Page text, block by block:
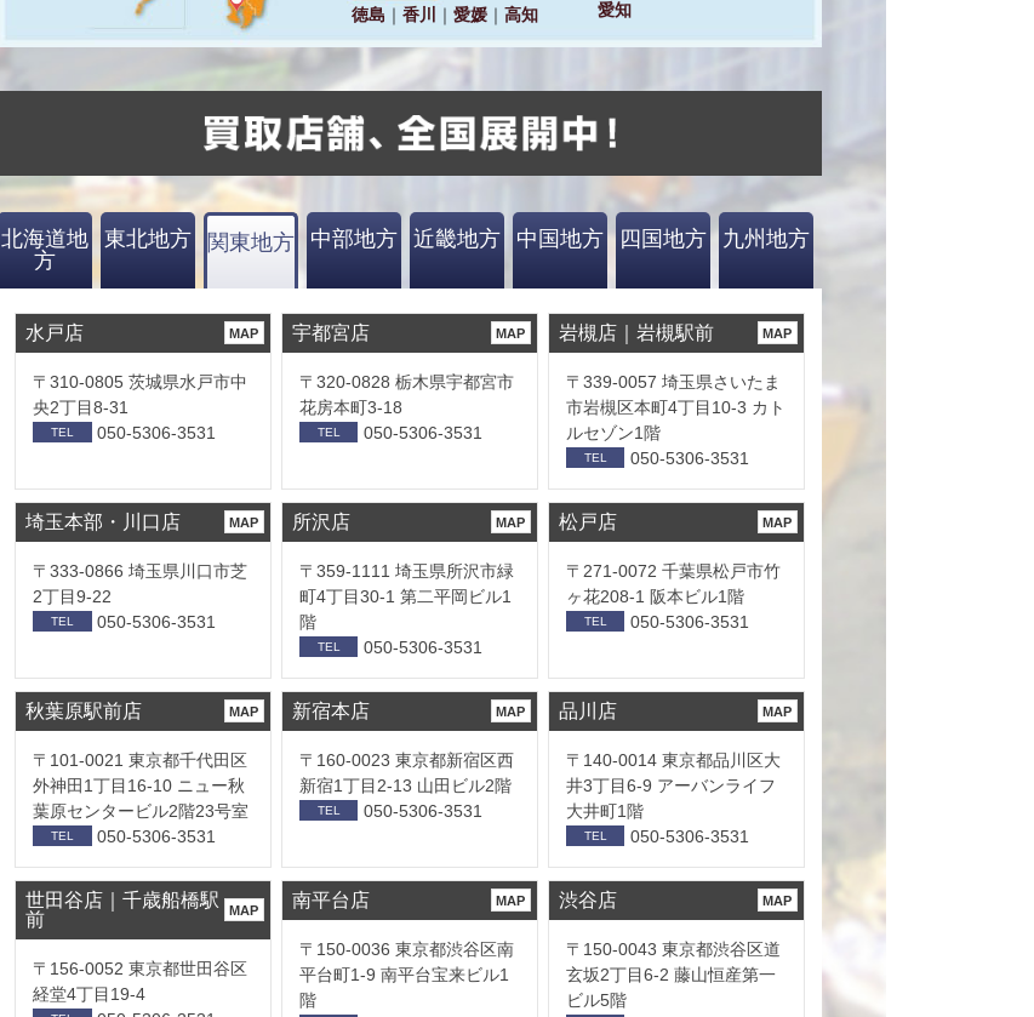
北海道地
方
東北地方 関東地方 中部地方 近畿地方 中国地方 四国地方 九州地方
水戸店 MAP
〒310-0805 茨城県水戸市中
央2丁目8-31
TEL 050-5306-3531
宇都宮店 MAP
〒320-0828 栃木県宇都宮市
花房本町3-18
TEL 050-5306-3531
岩槻店｜岩槻駅前 MAP
〒339-0057 埼玉県さいたま
市岩槻区本町4丁目10-3 カト
ルセゾン1階
TEL 050-5306-3531
埼玉本部・川口店 MAP
〒333-0866 埼玉県川口市芝
2丁目9-22
TEL 050-5306-3531
所沢店 MAP
〒359-1111 埼玉県所沢市緑
町4丁目30-1 第二平岡ビル1
階
TEL 050-5306-3531
松戸店 MAP
〒271-0072 千葉県松戸市竹
ヶ花208-1 阪本ビル1階
TEL 050-5306-3531
秋葉原駅前店 MAP
〒101-0021 東京都千代田区
外神田1丁目16-10 ニュー秋
葉原センタービル2階23号室
TEL 050-5306-3531
新宿本店 MAP
〒160-0023 東京都新宿区西
新宿1丁目2-13 山田ビル2階
TEL 050-5306-3531
品川店 MAP
〒140-0014 東京都品川区大
井3丁目6-9 アーバンライフ
大井町1階
TEL 050-5306-3531
世田谷店｜千歳船橋駅
前
MAP
〒156-0052 東京都世田谷区
経堂4丁目19-4
南平台店 MAP
〒150-0036 東京都渋谷区南
平台町1-9 南平台宝来ビル1
階
渋谷店 MAP
〒150-0043 東京都渋谷区道
玄坂2丁目6-2 藤山恒産第一
ビル5階